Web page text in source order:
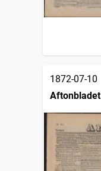
1872-07-10
Aftonbladet